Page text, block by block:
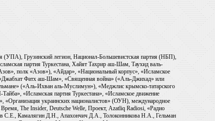
(УПА), Грузинский легион, Национал-Большевистская партия (НБП),
партия Туркестана, Хайят Тахрир аш-Шам, Таухид валь-
полк «Азов»), «Айдар», «Национальный корпус», «Исламское
Фатх аш-Шам», «Священная война» («Аль-Джихад» или
(«Аль-Ихван аль-Муслимун»), «Меджлис крымско-татарского
«Исламская партия Туркестана», «Исламское движение
украинских националистов» (ОУН), международное
The Insider, Deutsche Welle, Проект, Azatliq Radiosi, «Радио
С.Е., Камалягин Д.Н., Апахончич Д.А., Толоконникова Н.А., Гельман